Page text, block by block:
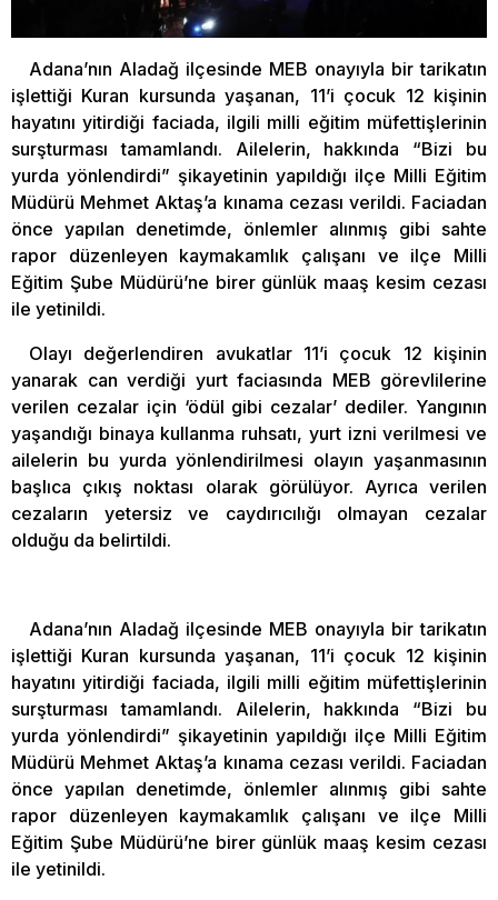
Adana’nın Aladağ ilçesinde MEB onayıyla bir tarikatın
işlettiği Kuran kursunda yaşanan, 11’i çocuk 12 kişinin
hayatını yitirdiği faciada, ilgili milli eğitim müfettişlerinin
surşturması tamamlandı. Ailelerin, hakkında “Bizi bu
yurda yönlendirdi” şikayetinin yapıldığı ilçe Milli Eğitim
Müdürü Mehmet Aktaş’a kınama cezası verildi. Faciadan
önce yapılan denetimde, önlemler alınmış gibi sahte
rapor düzenleyen kaymakamlık çalışanı ve ilçe Milli
Eğitim Şube Müdürü’ne birer günlük maaş kesim cezası
ile yetinildi.
Olayı değerlendiren avukatlar 11’i çocuk 12 kişinin
yanarak can verdiği yurt faciasında MEB görevlilerine
verilen cezalar için ‘ödül gibi cezalar’ dediler. Yangının
yaşandığı binaya kullanma ruhsatı, yurt izni verilmesi ve
ailelerin bu yurda yönlendirilmesi olayın yaşanmasının
başlıca çıkış noktası olarak görülüyor. Ayrıca verilen
cezaların yetersiz ve caydırıcılığı olmayan cezalar
olduğu da belirtildi.
Adana’nın Aladağ ilçesinde MEB onayıyla bir tarikatın
işlettiği Kuran kursunda yaşanan, 11’i çocuk 12 kişinin
hayatını yitirdiği faciada, ilgili milli eğitim müfettişlerinin
surşturması tamamlandı. Ailelerin, hakkında “Bizi bu
yurda yönlendirdi” şikayetinin yapıldığı ilçe Milli Eğitim
Müdürü Mehmet Aktaş’a kınama cezası verildi. Faciadan
önce yapılan denetimde, önlemler alınmış gibi sahte
rapor düzenleyen kaymakamlık çalışanı ve ilçe Milli
Eğitim Şube Müdürü’ne birer günlük maaş kesim cezası
ile yetinildi.